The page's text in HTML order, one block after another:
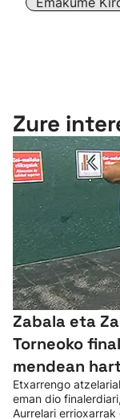
Zure
Zabala eta
Torneoko
mendean
Etxarrengo
eman dio
Aurrelari